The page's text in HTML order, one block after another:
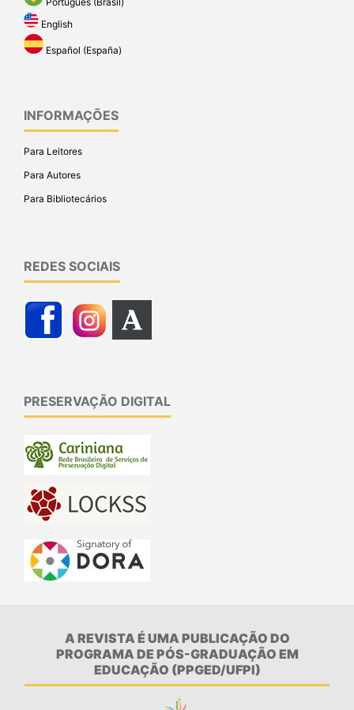
Português (Brasil)
English
Español (España)
INFORMAÇÕES
Para Leitores
Para Autores
Para Bibliotecários
REDES SOCIAIS
PRESERVAÇÃO DIGITAL
A REVISTA É UMA PUBLICAÇÃO DO
PROGRAMA DE PÓS-GRADUAÇÃO EM
EDUCAÇÃO (PPGED/UFPI)